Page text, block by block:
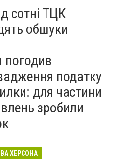
сотні ТЦК
обшуки
погодив
податку
для частини
зробили
ХЕРСОНА